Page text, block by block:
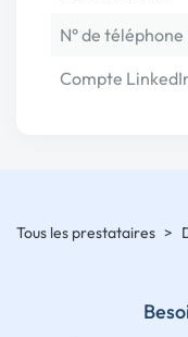
N° de téléphone
Compte
Tous les prestataires >